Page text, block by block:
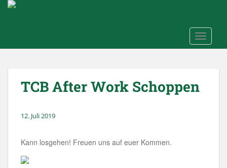
Skip to main content
TCB After Work Schoppen
12. Juli 2019
Kann losgehen! Freuen uns auf euer Kommen.